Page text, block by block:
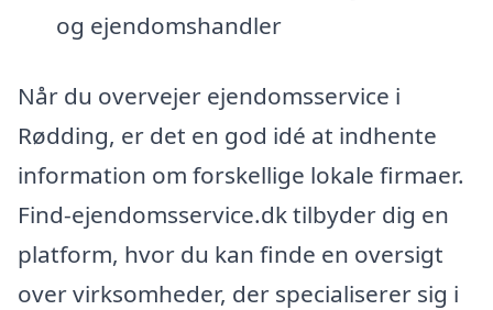
og ejendomshandler
Når du overvejer ejendomsservice i
Rødding, er det en god idé at indhente
information om forskellige lokale firmaer.
Find-ejendomsservice.dk tilbyder dig en
platform, hvor du kan finde en oversigt
over virksomheder, der specialiserer sig i